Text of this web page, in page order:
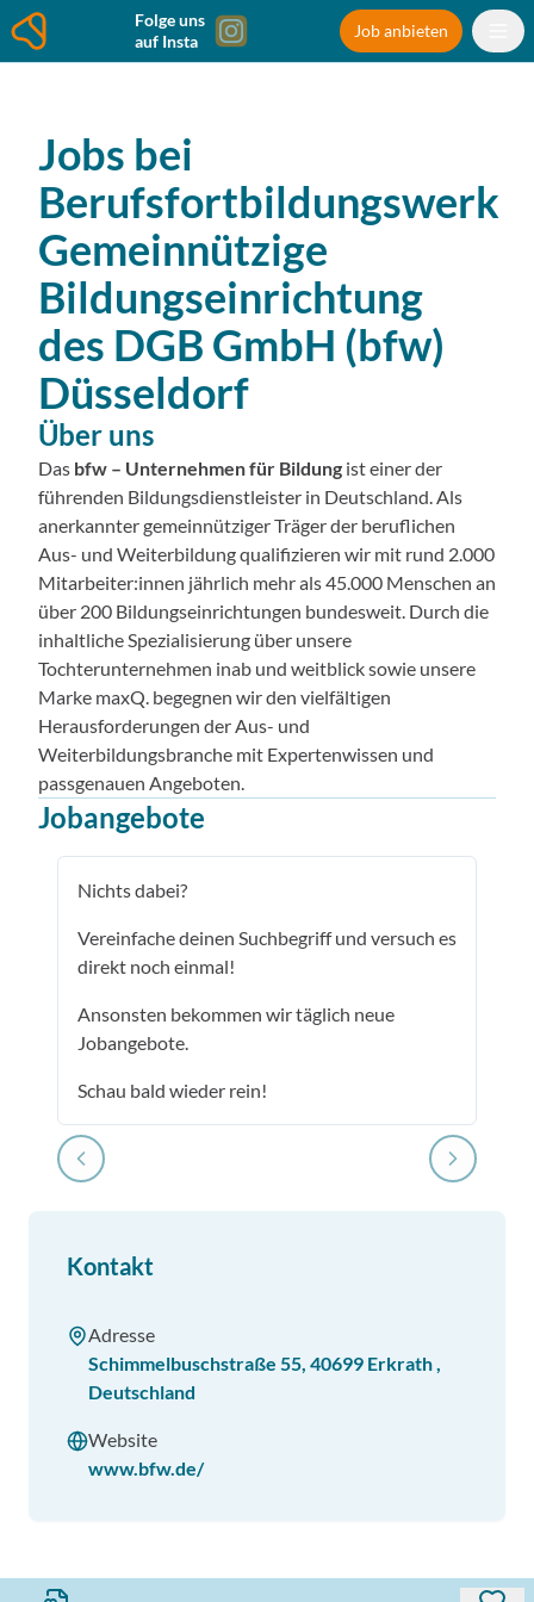
Folge uns
auf Insta
Job anbieten
Jobs bei
Berufsfortbildungswerk
Gemeinnützige
Bildungseinrichtung
des DGB GmbH (bfw)
Düsseldorf
Über uns
Das bfw – Unternehmen für Bildung ist einer der
führenden Bildungsdienstleister in Deutschland. Als
anerkannter gemeinnütziger Träger der beruflichen
Aus- und Weiterbildung qualifizieren wir mit rund 2.000
Mitarbeiter:innen jährlich mehr als 45.000 Menschen an
über 200 Bildungseinrichtungen bundesweit. Durch die
inhaltliche Spezialisierung über unsere
Tochterunternehmen inab und weitblick sowie unsere
Marke maxQ. begegnen wir den vielfältigen
Herausforderungen der Aus- und
Weiterbildungsbranche mit Expertenwissen und
passgenauen Angeboten.
Jobangebote
Nichts dabei?
Vereinfache deinen Suchbegriff und versuch es
direkt noch einmal!
Ansonsten bekommen wir täglich neue
Jobangebote.
Schau bald wieder rein!
Kontakt
Adresse
Schimmelbuschstraße 55, 40699 Erkrath,
Deutschland
Website
www.bfw.de/